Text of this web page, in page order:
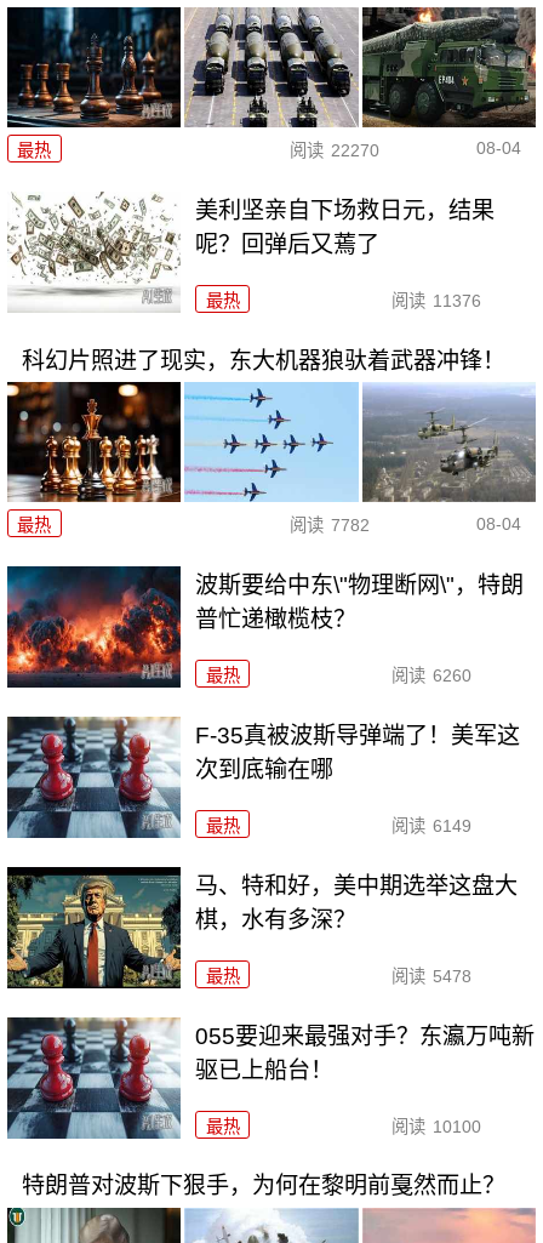
最热 阅读 22270 08-04
美利坚亲自下场救日元，结果
呢？回弹后又蔫了
最热 阅读 11376
科幻片照进了现实，东大机器狼驮着武器冲锋！
最热 阅读 7782 08-04
波斯要给中东\"物理断网\"，特朗
普忙递橄榄枝？
最热 阅读 6260
F-35真被波斯导弹端了！美军这
次到底输在哪
最热 阅读 6149
马、特和好，美中期选举这盘大
棋，水有多深？
最热 阅读 5478
055要迎来最强对手？东瀛万吨新
驱已上船台！
最热 阅读 10100
特朗普对波斯下狠手，为何在黎明前戛然而止？